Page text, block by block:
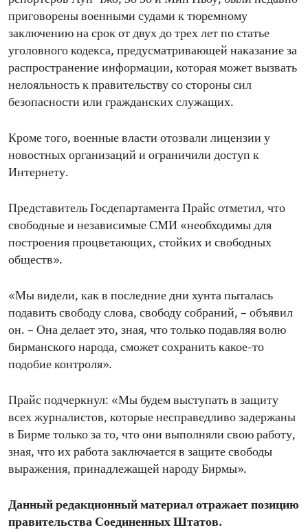
приговорены военными судами к тюремному
заключению на срок от двух до трех лет по статье
уголовного кодекса, предусматривающей наказание за
распространение информации, которая может вызвать
нелояльность к правительству со стороны сил
безопасности или гражданских служащих.
Кроме того, военные власти отозвали лицензии у
новостных организаций и ограничили доступ к
Интернету.
Представитель Госдепартамента Прайс отметил, что
свободные и независимые СМИ «необходимы для
построения процветающих, стойких и свободных
обществ».
«Мы видели, как в последние дни хунта пыталась
подавить свободу слова, свободу собраний, – объявил
он. – Она делает это, зная, что только подавляя волю
бирманского народа, сможет сохранить какое-то
подобие контроля».
Прайс подчеркнул: «Мы будем выступать в защиту
всех журналистов, которые несправедливо задержаны
в Бирме только за то, что они выполняли свою работу,
зная, что их работа заключается в защите свободы
выражения, принадлежащей народу Бирмы».
Данный редакционный материал отражает позицию
правительства Соединенных Штатов.